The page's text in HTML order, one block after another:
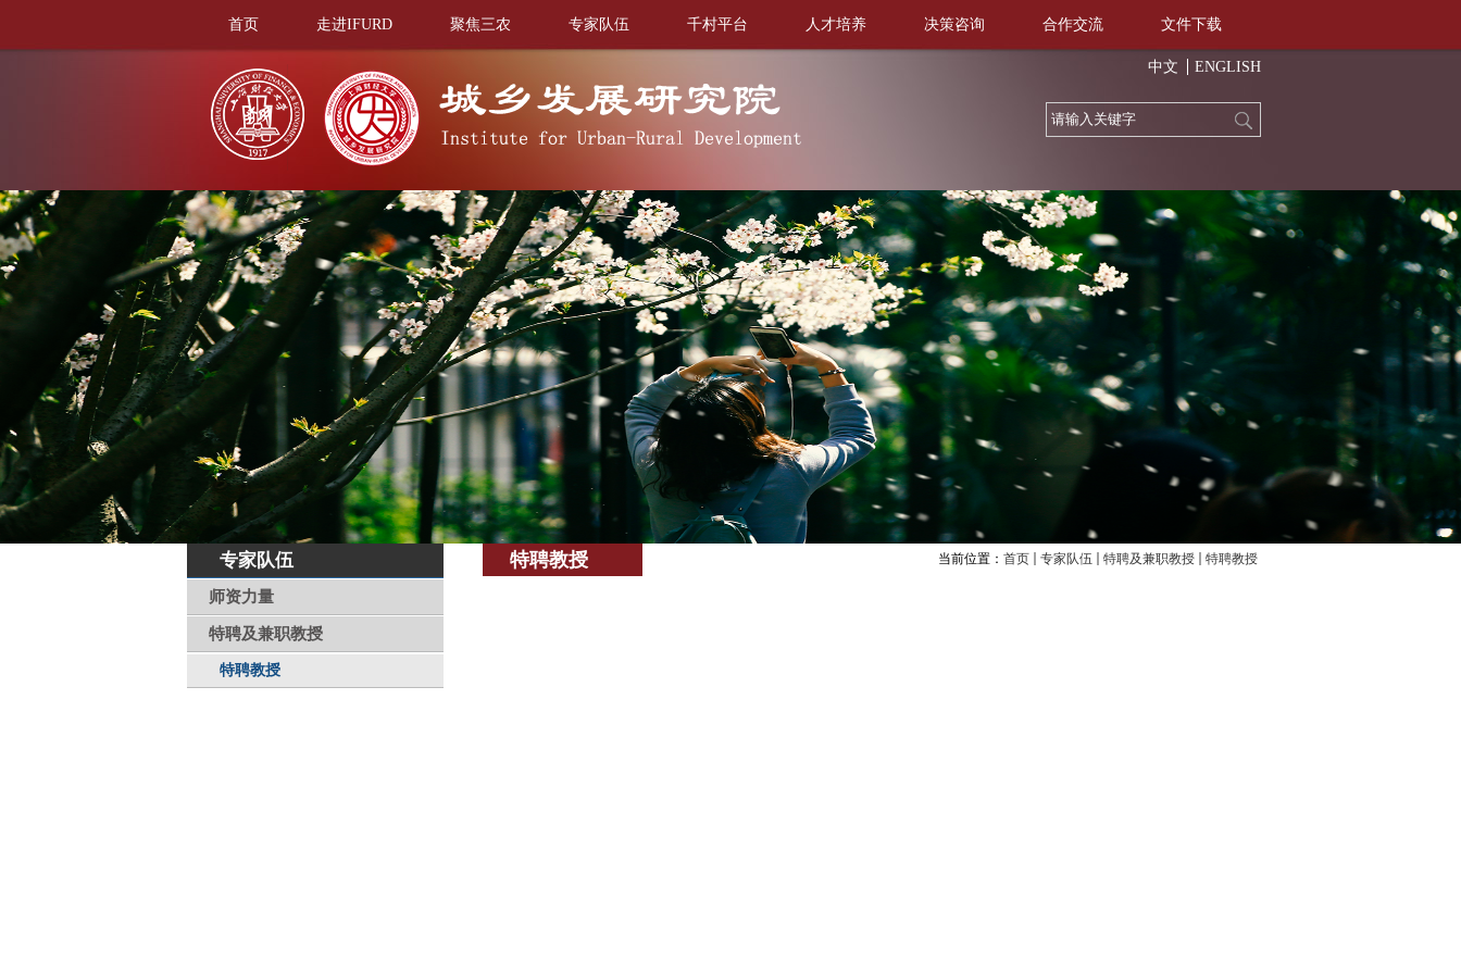
首页 走进IFURD 聚焦三农 专家队伍 千村平台 人才培养 决策咨询 合作交流 文件下载
中文 ENGLISH
专家队伍
师资力量
特聘及兼职教授
特聘教授
特聘教授 当前位置： 首页 专家队伍 特聘及兼职教授 特聘教授